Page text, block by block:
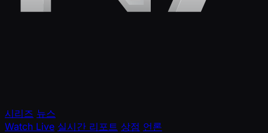
시리즈 뉴스
Watch Live 실시간 리포트 상점 언론